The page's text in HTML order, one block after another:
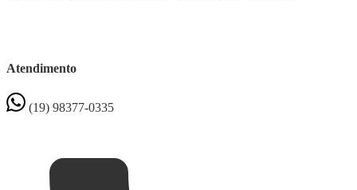
Atendimento
(19) 98377-0335